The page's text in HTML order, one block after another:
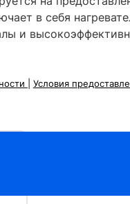
в себя
и
Условия